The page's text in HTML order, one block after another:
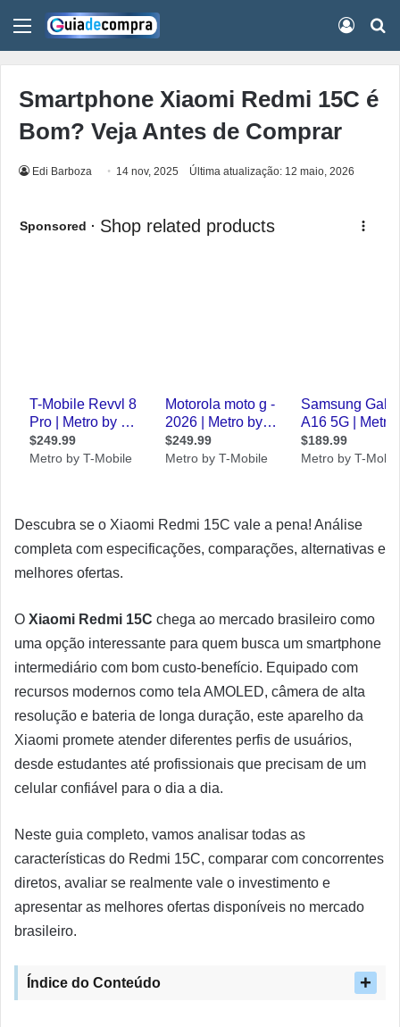
Menu
Smartphone Xiaomi Redmi 15C é
Bom? Veja Antes de Comprar
Edi Barboza 14 nov, 2025 Última atualização: 12 maio, 2026
Descubra se o Xiaomi Redmi 15C vale a pena! Análise
completa com especificações, comparações, alternativas e
melhores ofertas.
O Xiaomi Redmi 15C chega ao mercado brasileiro como
uma opção interessante para quem busca um smartphone
intermediário com bom custo-benefício. Equipado com
recursos modernos como tela AMOLED, câmera de alta
resolução e bateria de longa duração, este aparelho da
Xiaomi promete atender diferentes perfis de usuários,
desde estudantes até profissionais que precisam de um
celular confiável para o dia a dia.
Neste guia completo, vamos analisar todas as
características do Redmi 15C, comparar com concorrentes
diretos, avaliar se realmente vale o investimento e
apresentar as melhores ofertas disponíveis no mercado
brasileiro.
Índice do Conteúdo